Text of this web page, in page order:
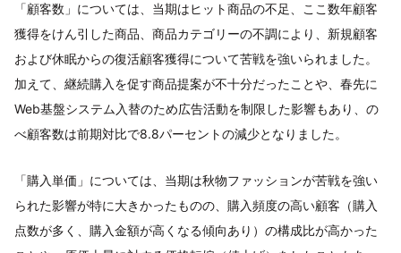
「顧客数」については、当期はヒット商品の不足、ここ数年顧客
獲得をけん引した商品、商品カテゴリーの不調により、新規顧客
および休眠からの復活顧客獲得について苦戦を強いられました。
加えて、継続購入を促す商品提案が不十分だったことや、春先に
Web基盤システム入替のため広告活動を制限した影響もあり、の
べ顧客数は前期対比で8.8パーセントの減少となりました。
「購入単価」については、当期は秋物ファッションが苦戦を強い
られた影響が特に大きかったものの、購入頻度の高い顧客（購入
点数が多く、購入金額が高くなる傾向あり）の構成比が高かった